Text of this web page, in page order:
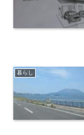
暮らし